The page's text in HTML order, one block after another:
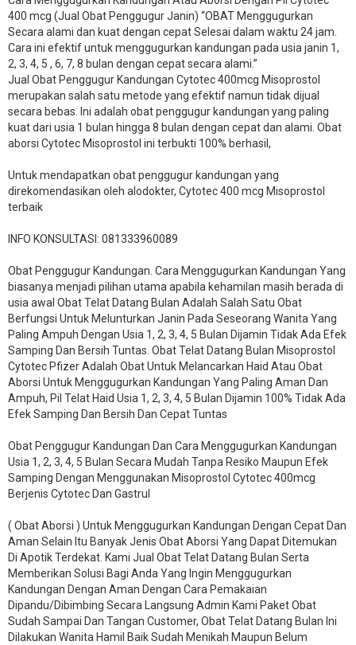
400 mcg (Jual Obat Penggugur Janin) “OBAT Menggugurkan
Secara alami dan kuat dengan cepat Selesai dalam waktu 24 jam.
Cara ini efektif untuk menggugurkan kandungan pada usia janin 1,
2, 3, 4, 5 , 6, 7, 8 bulan dengan cepat secara alami.”
Jual Obat Penggugur Kandungan Cytotec 400mcg Misoprostol
merupakan salah satu metode yang efektif namun tidak dijual
secara bebas. Ini adalah obat penggugur kandungan yang paling
kuat dari usia 1 bulan hingga 8 bulan dengan cepat dan alami. Obat
aborsi Cytotec Misoprostol ini terbukti 100% berhasil,
Untuk mendapatkan obat penggugur kandungan yang
direkomendasikan oleh alodokter, Cytotec 400 mcg Misoprostol
terbaik
INFO KONSULTASI: 081333960089
​Obat Penggugur Kandungan. Cara Menggugurkan Kandungan Yang
biasanya menjadi pilihan utama apabila kehamilan masih berada di
usia awal Obat Telat Datang Bulan Adalah Salah Satu Obat
Berfungsi Untuk Melunturkan Janin Pada Seseorang Wanita Yang
Paling Ampuh Dengan Usia 1, 2, 3, 4, 5 Bulan Dijamin Tidak Ada Efek
Samping Dan Bersih Tuntas. Obat Telat Datang Bulan Misoprostol
Cytotec Pfizer Adalah Obat Untuk Melancarkan Haid Atau Obat
Aborsi Untuk Menggugurkan Kandungan Yang Paling Aman Dan
Ampuh, Pil Telat Haid Usia 1, 2, 3, 4, 5 Bulan Dijamin 100% Tidak Ada
Efek Samping Dan Bersih Dan Cepat Tuntas
Obat Penggugur Kandungan Dan Cara Menggugurkan Kandungan
Usia 1, 2, 3, 4, 5 Bulan Secara Mudah Tanpa Resiko Maupun Efek
Samping Dengan Menggunakan Misoprostol Cytotec 400mcg
Berjenis Cytotec Dan Gastrul
( Obat Aborsi ) Untuk Menggugurkan Kandungan Dengan Cepat Dan
Aman Selain Itu Banyak Jenis Obat Aborsi Yang Dapat Ditemukan
Di Apotik Terdekat. Kami Jual Obat Telat Datang Bulan Serta
Memberikan Solusi Bagi Anda Yang Ingin Menggugurkan
Kandungan Dengan Aman Dengan Cara Pemakaian
Dipandu/Dibimbing Secara Langsung Admin Kami Paket Obat
Sudah Sampai Dan Tangan Customer, Obat Telat Datang Bulan Ini
Dilakukan Wanita Hamil Baik Sudah Menikah Maupun Belum